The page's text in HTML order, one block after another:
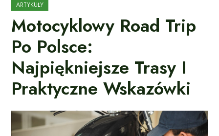
ARTYKUŁY
Motocyklowy Road Trip
Po Polsce:
Najpiękniejsze Trasy I
Praktyczne Wskazówki